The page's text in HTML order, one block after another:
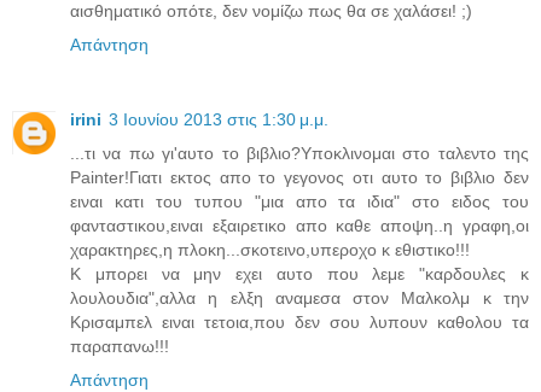
αισθηματικό οπότε, δεν νομίζω πως θα σε χαλάσει! ;)
Απάντηση
irini 3 Ιουνίου 2013 στις 1:30 μ.μ.
...τι να πω γι'αυτο το βιβλιο?Υποκλινομαι στο ταλεντο της
Painter!Γιατι εκτος απο το γεγονος οτι αυτο το βιβλιο δεν
ειναι κατι του τυπου "μια απο τα ιδια" στο ειδος του
φανταστικου,ειναι εξαιρετικο απο καθε αποψη..η γραφη,οι
χαρακτηρες,η πλοκη...σκοτεινο,υπεροχο κ εθιστικο!!!
Κ μπορει να μην εχει αυτο που λεμε "καρδουλες κ
λουλουδια",αλλα η ελξη αναμεσα στον Μαλκολμ κ την
Κρισαμπελ ειναι τετοια,που δεν σου λυπουν καθολου τα
παραπανω!!!
Απάντηση